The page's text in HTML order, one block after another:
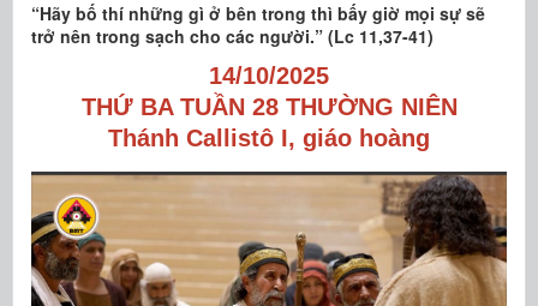
“Hãy bố thí những gì ở bên trong thì bấy giờ mọi sự sẽ
trở nên trong sạch cho các người.” (Lc 11,37-41)
14/10/2025
THỨ BA TUẦN 28 THƯỜNG NIÊN
Thánh Callistô I, giáo hoàng